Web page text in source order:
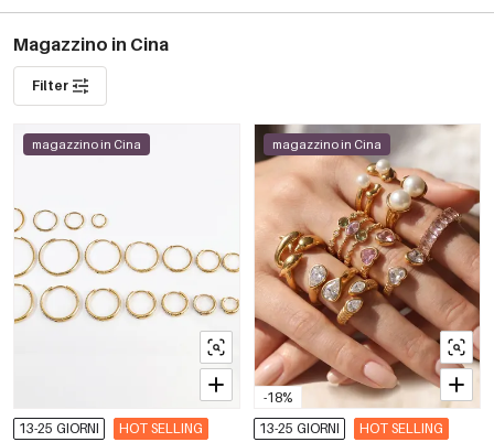
Magazzino in Cina
Filter
magazzino in Cina
13-25 GIORNI HOT SELLING
-18%
magazzino in Cina
13-25 GIORNI HOT SELLING